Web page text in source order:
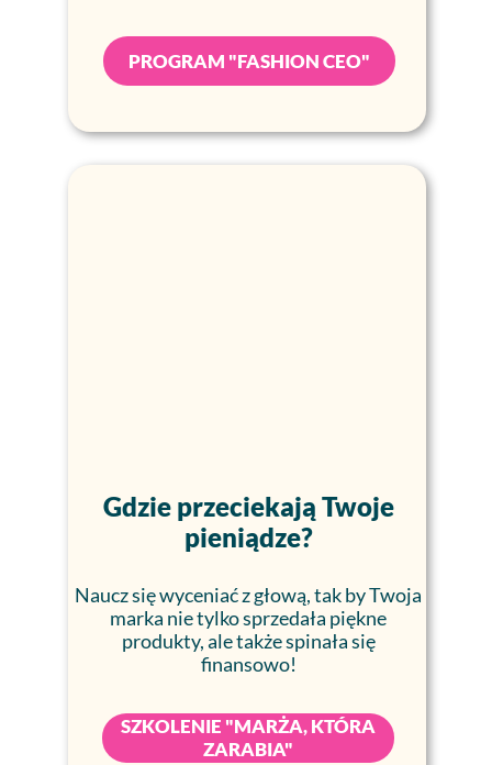
SZKOLENIE "MARŻA, KTÓRA
ZARABIA"
Gdzie przeciekają Twoje
pieniądze?
Naucz się wyceniać z głową, tak by Twoja
marka nie tylko sprzedała piękne
produkty, ale także spinała się
finansowo!
PROGRAM "FASHION CEO"